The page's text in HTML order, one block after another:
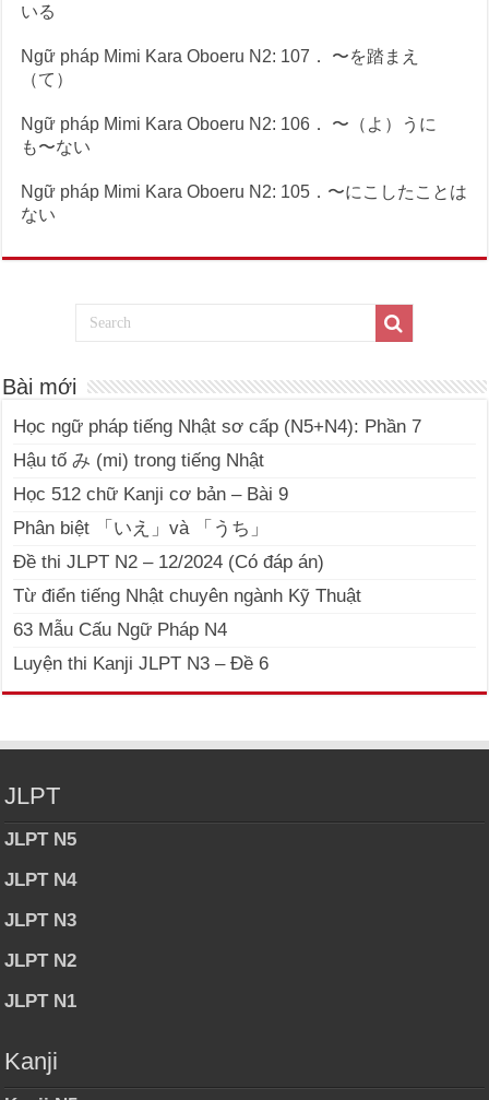
いる
Ngữ pháp Mimi Kara Oboeru N2: 107． 〜を踏まえ
（て）
Ngữ pháp Mimi Kara Oboeru N2: 106． 〜（よ）うに
も〜ない
Ngữ pháp Mimi Kara Oboeru N2: 105．〜にこしたことは
ない
Bài mới
Học ngữ pháp tiếng Nhật sơ cấp (N5+N4): Phần 7
Hậu tố み (mi) trong tiếng Nhật
Học 512 chữ Kanji cơ bản – Bài 9
Phân biệt 「いえ」và 「うち」
Đề thi JLPT N2 – 12/2024 (Có đáp án)
Từ điển tiếng Nhật chuyên ngành Kỹ Thuật
63 Mẫu Cấu Ngữ Pháp N4
Luyện thi Kanji JLPT N3 – Đề 6
JLPT
JLPT N5
JLPT N4
JLPT N3
JLPT N2
JLPT N1
Kanji